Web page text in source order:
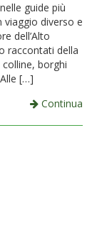
guide più
viaggio diverso e
dell’Alto
raccontati della
borghi
[…]
Continua